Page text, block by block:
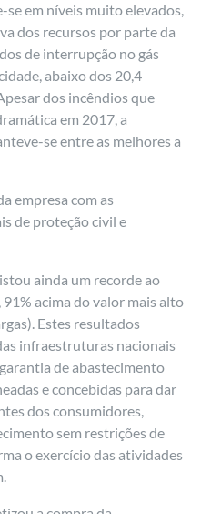
em níveis muito elevados,
dos recursos por parte da
de interrupção no gás
abaixo dos 20,4
dos incêndios que
em 2017, a
se entre as melhores a
empresa com as
de proteção civil e
ainda um recorde ao
acima do valor mais alto
Estes resultados
infraestruturas nacionais
de abastecimento
e concebidas para dar
dos consumidores,
sem restrições de
o exercício das atividades